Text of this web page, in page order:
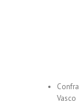
Vasco